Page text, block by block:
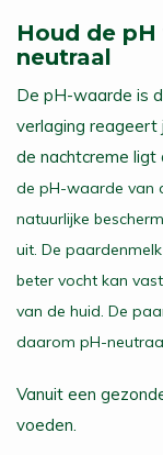
Houd de
neutraal
De pH-waarde is
verlaging reageert
de nachtcreme ligt
de pH-waarde van
natuurlijke
uit. De
beter vocht kan
van de huid. De
daarom pH-
Vanuit een
voeden.